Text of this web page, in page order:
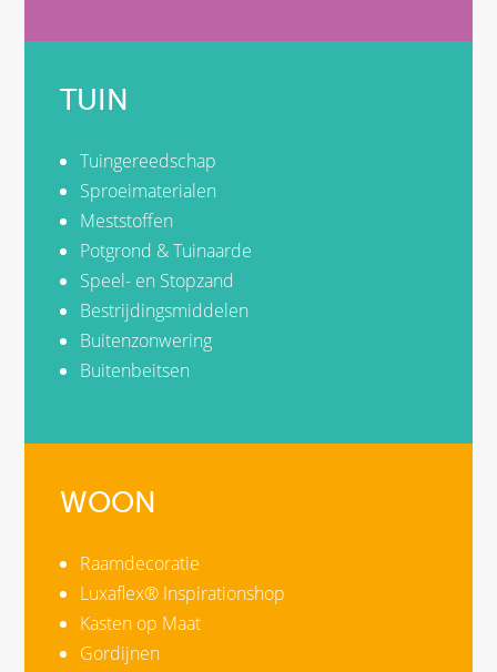
TUIN
Tuingereedschap
Sproeimaterialen
Meststoffen
Potgrond & Tuinaarde
Speel- en Stopzand
Bestrijdingsmiddelen
Buitenzonwering
Buitenbeitsen
WOON
Raamdecoratie
Luxaflex® Inspirationshop
Kasten op Maat
Gordijnen